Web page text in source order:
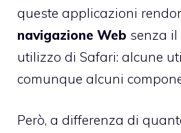
queste applicazioni
navigazione Web senza il
utilizzo di Safari: alcune
comunque alcuni
Però, a differenza di